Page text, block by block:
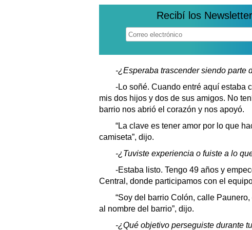
Recibí los
-¿Esperaba trascender siendo parte
-Lo soñé. Cuando entré aquí estaba
mis dos hijos y dos de sus amigos. No
barrio nos abrió el corazón y nos apoyó.
“La clave es tener amor por lo que
camiseta”, dijo.
-¿Tuviste experiencia o fuiste a lo
-Estaba listo. Tengo 49 años y
Central, donde participamos con el
“Soy del barrio Colón, calle
al nombre del barrio”, dijo.
-¿Qué objetivo perseguiste durante